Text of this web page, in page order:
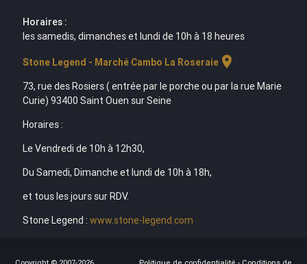
Horaires :
les samedis, dimanches et lundi de 10h à 18 heures
Stone Legend - Marché Cambo La Roseraielocation_on
73, rue des Rosiers ( entrée par le porche ou par la rue Marie
Curie) 93400 Saint Ouen sur Seine
Horaires :
Le Vendredi de 10h à 12h30,
Du Samedi, Dimanche et lundi de 10h à 18h,
et tous les jours sur RDV.
Stone Legend : www.stone-legend.com